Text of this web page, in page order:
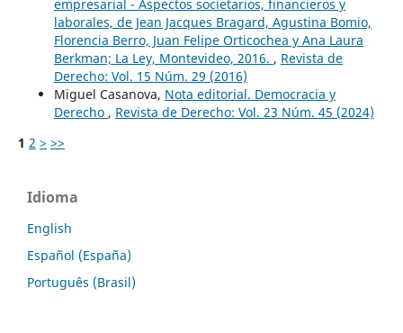
empresarial - Aspectos societarios, financieros y
laborales, de Jean Jacques Bragard, Agustina Bomio,
Florencia Berro, Juan Felipe Orticochea y Ana Laura
Berkman; La Ley, Montevideo, 2016. , Revista de
Derecho: Vol. 15 Núm. 29 (2016)
Miguel Casanova, Nota editorial. Democracia y
Derecho , Revista de Derecho: Vol. 23 Núm. 45 (2024)
1 2 > >>
Idioma
English
Español (España)
Português (Brasil)